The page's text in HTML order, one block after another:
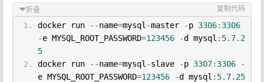
折叠 复制代码
docker run --name=mysql -master -p 3306: 3306
-e MYSQL_ROOT_PASSWORD=123456 -d mysql : 5.7. 2
5
docker run
--name=mysql -slave -p 3307: 3306
-
e MYSQL_ROOT_PASSWORD=123456 -d mysql : 5.7. 25